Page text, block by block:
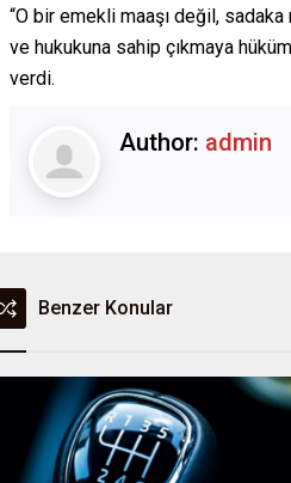
“O bir emekli maaşı değil,
ve hukukuna sahip çıkmaya
verdi.
Author: admin
Benzer Konular